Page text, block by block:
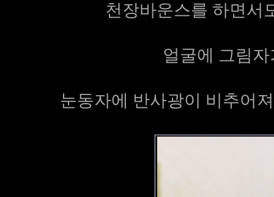
천장바운스를 하면서
얼굴에 그림
눈동자에 반사광이 비추어